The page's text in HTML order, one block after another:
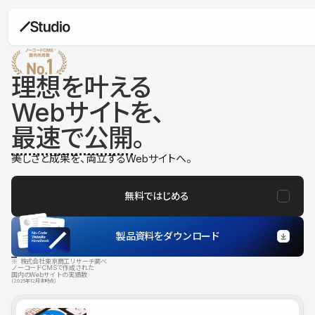
理想を叶える
Webサイトを、
最速で公開。
美しさと成果を、両立するWebサイトへ。
無料ではじめる
製品資料をダウンロード
※ 株式会社東京商工リサーチ調べ
ノーコードCMSで作成された
国内のWebサイトの実績数
（2025年12月末時点）